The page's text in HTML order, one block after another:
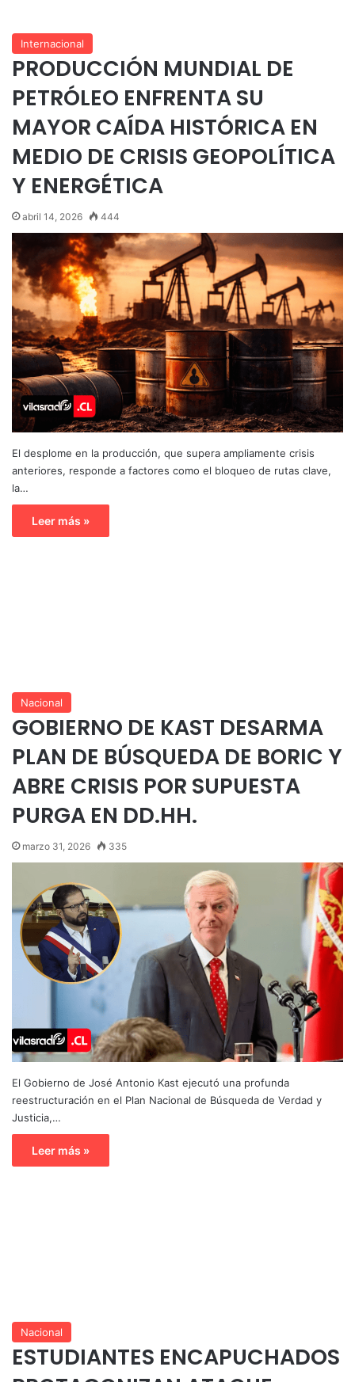
Internacional
PRODUCCIÓN MUNDIAL DE
PETRÓLEO ENFRENTA SU
MAYOR CAÍDA HISTÓRICA EN
MEDIO DE CRISIS GEOPOLÍTICA
Y ENERGÉTICA
abril 14, 2026 444
El desplome en la producción, que supera ampliamente crisis
anteriores, responde a factores como el bloqueo de rutas clave,
la…
Leer más »
Nacional
GOBIERNO DE KAST DESARMA
PLAN DE BÚSQUEDA DE BORIC Y
ABRE CRISIS POR SUPUESTA
PURGA EN DD.HH.
marzo 31, 2026 335
El Gobierno de José Antonio Kast ejecutó una profunda
reestructuración en el Plan Nacional de Búsqueda de Verdad y
Justicia,…
Leer más »
Nacional
ESTUDIANTES ENCAPUCHADOS